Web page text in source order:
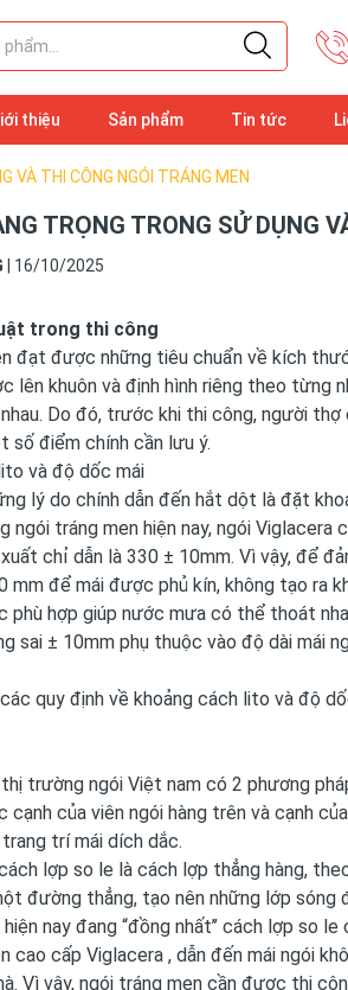
thiệu Sản phẩm Tin tức
VÀ THI CÔNG NGÓI TRÁNG MEN
TRỌNG TRONG SỬ DỤNG
16/10/2025
trong thi công
đạt được những tiêu chuẩn về kích
lên khuôn và định hình riêng theo từng
Do đó, trước khi thi công, người
số điểm chính cần lưu ý.
và độ dốc mái
lý do chính dẫn đến hắt dột là đặt
ngói tráng men hiện nay, ngói
chỉ dẫn là 330 ± 10mm. Vì vậy, để
mm để mái được phủ kín, không tạo ra
phù hợp giúp nước mưa có thể thoát
sai ± 10mm phụ thuộc vào độ dài mái
quy định về khoảng cách lito và độ
trường ngói Việt nam có 2 phương
cạnh của viên ngói hàng trên và cạnh
trí mái dích dắc.
lợp so le là cách lợp thẳng hàng,
đường thẳng, tạo nên những lớp sóng
nay đang “đồng nhất’’ cách lợp so
cao cấp Viglacera , dẫn đến mái ngói
Vì vậy, ngói tráng men cần được thi